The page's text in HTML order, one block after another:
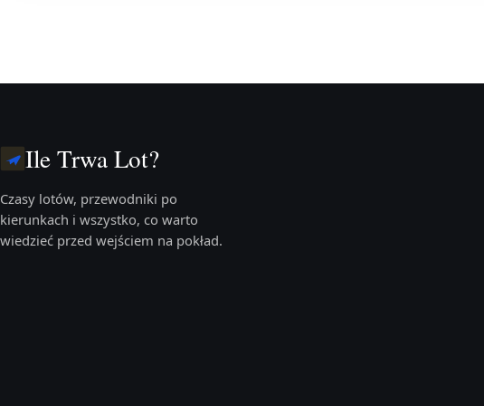
Ile Trwa Lot?
Czasy lotów, przewodniki po
kierunkach i wszystko, co warto
wiedzieć przed wejściem na pokład.